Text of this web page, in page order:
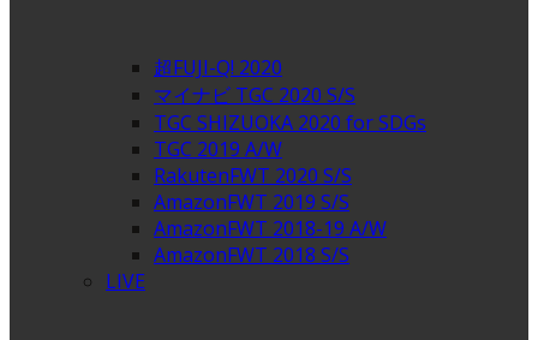
超FUJI-Q! 2020
マイナビ TGC 2020 S/S
TGC SHIZUOKA 2020 for SDGs
TGC 2019 A/W
RakutenFWT 2020 S/S
AmazonFWT 2019 S/S
AmazonFWT 2018-19 A/W
AmazonFWT 2018 S/S
LIVE